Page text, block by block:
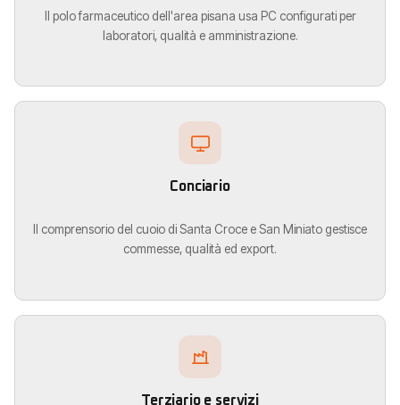
Il polo farmaceutico dell'area pisana usa PC configurati per
laboratori, qualità e amministrazione.
Conciario
Il comprensorio del cuoio di Santa Croce e San Miniato gestisce
commesse, qualità ed export.
Terziario e servizi